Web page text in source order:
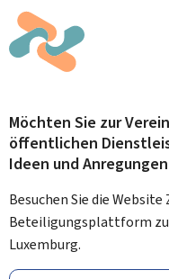
Möchten Sie zur
öffentlichen
Ideen und
Besuchen Sie die
Beteiligungsplattform
Luxemburg.